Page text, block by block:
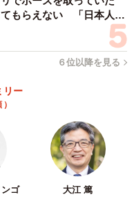
もらえない 「日本人は
6時間で3万円払った」
６位以降を見る
リー
ゴ 大江 篤